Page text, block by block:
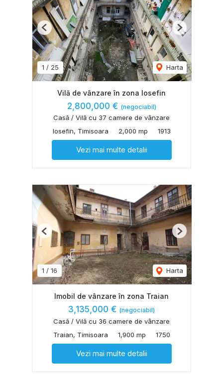
1 / 25 Harta
Previous Next
Vilă de vânzare în zona Iosefin
2,800,000 € (negociabil)
Casă / Vilă cu 37 camere de vânzare
Iosefin, Timisoara
2,000 mp 1913
Vezi mai multe detalii
1 / 16 Harta
Previous Next
Imobil de vânzare în zona Traian
3,135,000 € (negociabil)
Casă / Vilă cu 36 camere de vânzare
Traian, Timisoara
1,900 mp 1750
Vezi mai multe detalii